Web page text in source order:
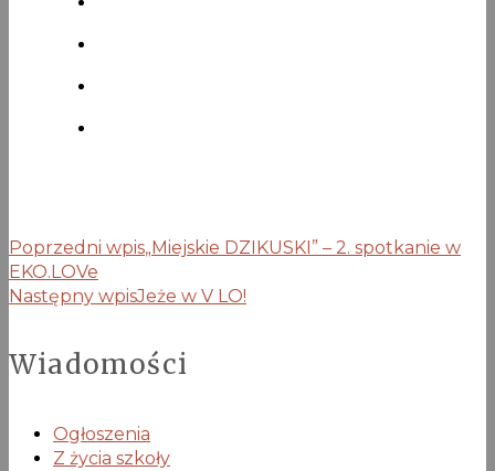
Poprzedni wpis„Miejskie DZIKUSKI” – 2. spotkanie w
EKO.LOVe
Następny wpisJeże w V LO!
Wiadomości
Ogłoszenia
Z życia szkoły